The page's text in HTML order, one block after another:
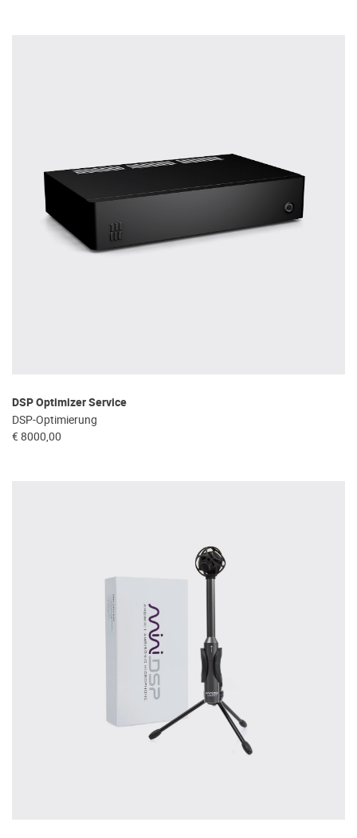
DSP Optimizer Service
DSP-Optimierung
€ 8000,00